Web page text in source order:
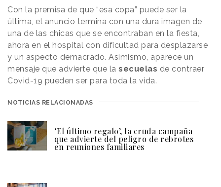
Con la premisa de que “esa copa” puede ser la
última, el anuncio termina con una dura imagen de
una de las chicas que se encontraban en la fiesta,
ahora en el hospital con dificultad para desplazarse
y un aspecto demacrado. Asimismo, aparece un
mensaje que advierte que la secuelas de contraer
Covid-19 pueden ser para toda la vida.
NOTICIAS RELACIONADAS
‘El último regalo’, la cruda campaña
que advierte del peligro de rebrotes
en reuniones familiares